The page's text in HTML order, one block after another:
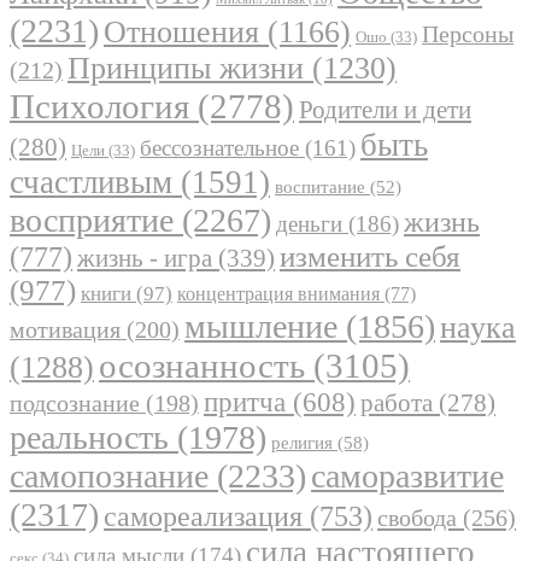
(2231) Отношения (1166) Ошо (33) Персоны
(212) Принципы жизни (1230)
Психология (2778) Родители и дети
(280) Цели (33) бессознательное (161) быть
счастливым (1591) воспитание (52)
восприятие (2267) деньги (186)жизнь
(777) жизнь - игра (339) изменить себя
(977) книги (97) концентрация внимания (77)
мотивация (200) мышление (1856)наука
(1288) осознанность (3105)
подсознание (198) притча (608) работа (278)
реальность (1978) религия (58)
самопознание (2233)саморазвитие
(2317) самореализация (753) свобода (256)
сила мысли (174) сила настоящего